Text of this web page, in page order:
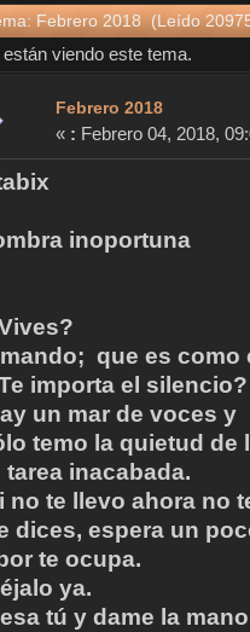
Febrero 2018 (Leído
viendo este tema.
Febrero 2018
« : Febrero 04, 2018,
inoportuna
que es como
importa el silencio?
un mar de voces
temo la quietud
tarea inacabada.
no te llevo ahora no
dices, espera un
te ocupa.
ya.
tú y dame la